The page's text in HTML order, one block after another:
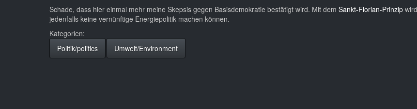
Schade, dass hier einmal mehr meine Skepsis gegen Basisdemokratie bestätigt wird. Mit dem Sankt-Florian-Prinzip
jedenfalls keine vernünftige Energiepolitik machen können.
Kategorien:
Politik/politics
Umwelt/Environment